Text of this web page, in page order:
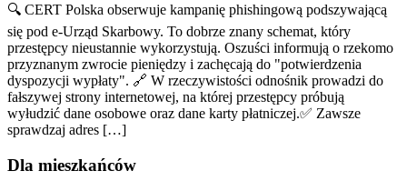
🔍 CERT Polska obserwuje kampanię phishingową podszywającą
się pod e-Urząd Skarbowy. To dobrze znany schemat, który
przestępcy nieustannie wykorzystują. Oszuści informują o rzekomo
przyznanym zwrocie pieniędzy i zachęcają do "potwierdzenia
dyspozycji wypłaty". 🔗 W rzeczywistości odnośnik prowadzi do
fałszywej strony internetowej, na której przestępcy próbują
wyłudzić dane osobowe oraz dane karty płatniczej.✅ Zawsze
sprawdzaj adres […]
Dla mieszkańców